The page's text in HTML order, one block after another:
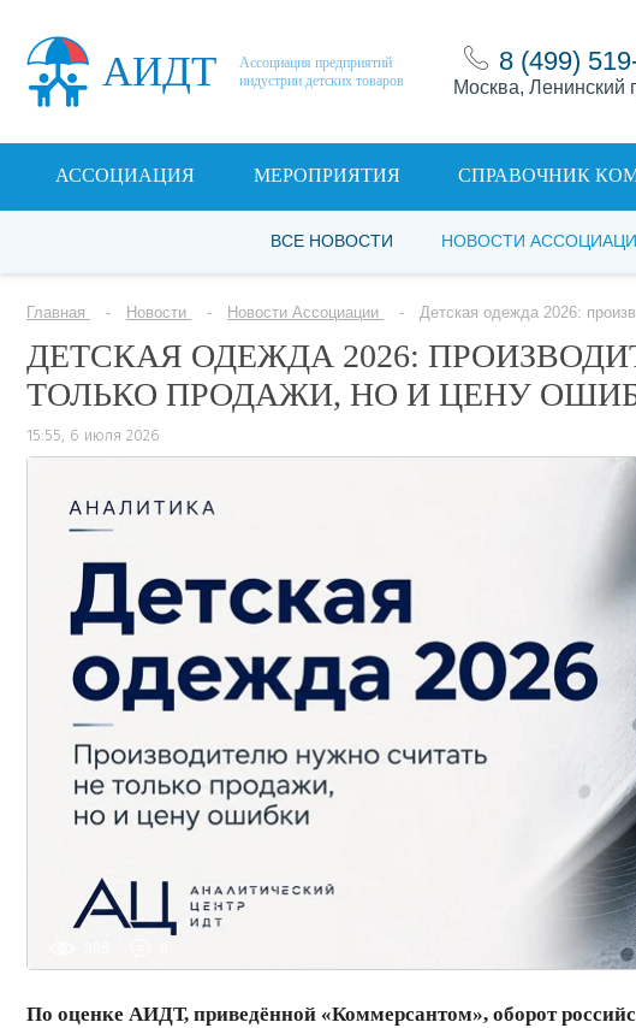
АИДТ
Ассоциация предприятий
индустрии детских товаров
8 (499)
Москва, Ленинский
АССОЦИАЦИЯ МЕРОПРИЯТИЯ СПРАВОЧНИК
ВСЕ НОВОСТИ НОВОСТИ
Главная Новости Новости Ассоциации Детская одежда 2026:
ДЕТСКАЯ ОДЕЖДА 2026:
ТОЛЬКО ПРОДАЖИ, НО И ЦЕНУ
15:55, 6 июля 2026
По оценке АИДТ, приведённой «Коммерсантом», оборот